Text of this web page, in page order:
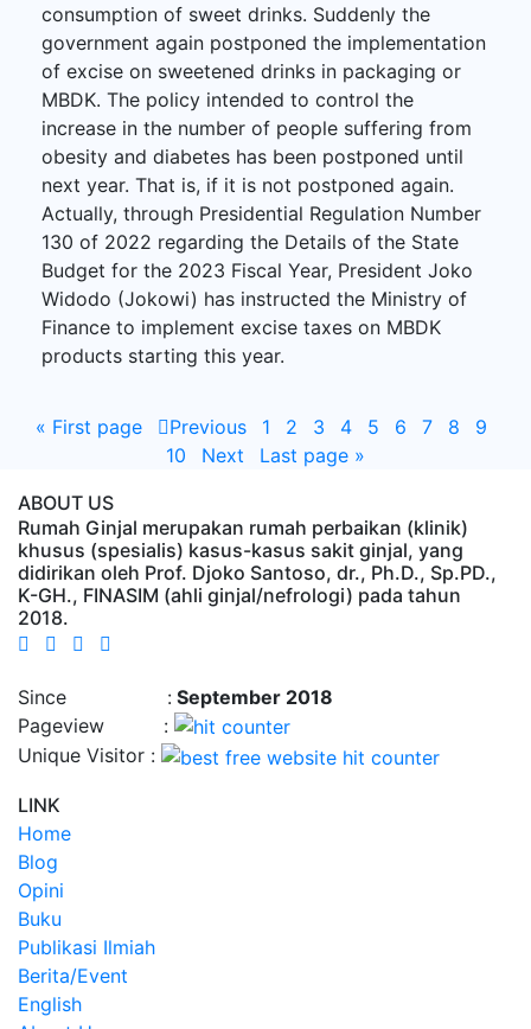
consumption of sweet drinks. Suddenly the
government again postponed the implementation
of excise on sweetened drinks in packaging or
MBDK. The policy intended to control the
increase in the number of people suffering from
obesity and diabetes has been postponed until
next year. That is, if it is not postponed again.
Actually, through Presidential Regulation Number
130 of 2022 regarding the Details of the State
Budget for the 2023 Fiscal Year, President Joko
Widodo (Jokowi) has instructed the Ministry of
Finance to implement excise taxes on MBDK
products starting this year.
« First page Previous 1 2 3 4 5 6 7 8
9
10
Next Last page »
ABOUT US
Rumah Ginjal merupakan rumah perbaikan (klinik)
khusus (spesialis) kasus-kasus sakit ginjal, yang
didirikan oleh Prof. Djoko Santoso, dr., Ph.D., Sp.PD.,
K-GH., FINASIM (ahli ginjal/nefrologi) pada tahun
2018.
Since : September 2018
Pageview :
Unique Visitor :
LINK
Home
Blog
Opini
Buku
Publikasi Ilmiah
Berita/Event
English